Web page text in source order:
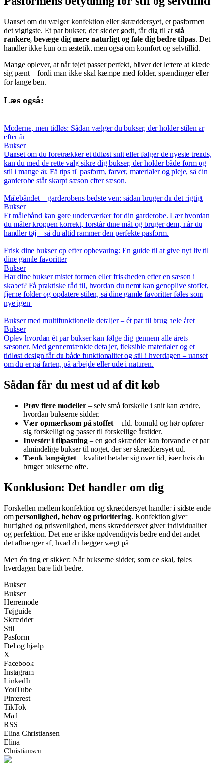
Uanset om du vælger konfektion eller skræddersyet, er pasformen
det vigtigste. Et par bukser, der sidder godt, får dig til at stå
rankere, bevæge dig mere naturligt og føle dig bedre tilpas. Det
handler ikke kun om æstetik, men også om komfort og selvtillid.
Mange oplever, at når tøjet passer perfekt, bliver det lettere at klæde
sig pænt – fordi man ikke skal kæmpe med folder, spændinger eller
for lange ben.
Læs også:
Moderne, men tidløs: Sådan vælger du bukser, der holder stilen år
efter år
Bukser
Uanset om du foretrækker et tidløst snit eller følger de nyeste trends,
kan du med de rette valg sikre dig bukser, der holder både form og
stil i mange år. Få tips til pasform, farver, materialer og pleje, så din
garderobe står skarpt sæson efter sæson.
Målebåndet – garderobens bedste ven: sådan bruger du det rigtigt
Bukser
Et målebånd kan gøre underværker for din garderobe. Lær hvordan
du måler kroppen korrekt, forstår dine mål og bruger dem, når du
handler tøj – så du altid rammer den perfekte pasform.
Frisk dine bukser op efter opbevaring: En guide til at give nyt liv til
dine gamle favoritter
Bukser
Har dine bukser mistet formen eller friskheden efter en sæson i
skabet? Få praktiske råd til, hvordan du nemt kan genoplive stoffet,
fjerne folder og opdatere stilen, så dine gamle favoritter føles som
nye igen.
Bukser med multifunktionelle detaljer – ét par til brug hele året
Bukser
Oplev hvordan ét par bukser kan følge dig gennem alle årets
sæsoner. Med gennemtænkte detaljer, fleksible materialer og et
tidløst design får du både funktionalitet og stil i hverdagen – uanset
om du er på farten, på arbejde eller ude i naturen.
Sådan får du mest ud af dit køb
Prøv flere modeller – selv små forskelle i snit kan ændre,
hvordan bukserne sidder.
Vær opmærksom på stoffet – uld, bomuld og hør opfører
sig forskelligt og passer til forskellige årstider.
Invester i tilpasning – en god skrædder kan forvandle et par
almindelige bukser til noget, der ser skræddersyet ud.
Tænk langsigtet – kvalitet betaler sig over tid, især hvis du
bruger bukserne ofte.
Konklusion: Det handler om dig
Forskellen mellem konfektion og skræddersyet handler i sidste ende
om personlighed, behov og prioritering. Konfektion giver
hurtighed og prisvenlighed, mens skræddersyet giver individualitet
og perfektion. Det ene er ikke nødvendigvis bedre end det andet –
det afhænger af, hvad du lægger vægt på.
Men én ting er sikker: Når bukserne sidder, som de skal, føles
hverdagen bare lidt bedre.
Bukser
Bukser
Herremode
Tøjguide
Skrædder
Stil
Pasform
Del og hjælp
X
Facebook
Instagram
LinkedIn
YouTube
Pinterest
TikTok
Mail
RSS
Elina Christiansen
Elina
Christiansen